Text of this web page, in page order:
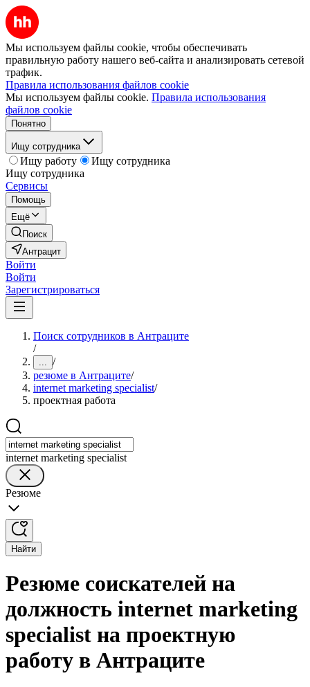
Мы используем файлы cookie, чтобы обеспечивать
правильную работу нашего веб-сайта и анализировать сетевой
трафик.
Правила использования файлов cookie
Мы используем файлы cookie. Правила использования
файлов cookie
Понятно
Ищу сотрудника
Ищу работу
Ищу сотрудника
Ищу сотрудника
Сервисы
Помощь
Ещё
Поиск
Антрацит
Войти
Войти
Зарегистрироваться
Поиск сотрудников в Антраците
/
... /
резюме в Антраците/
internet marketing specialist/
проектная работа
internet marketing specialist
Резюме
Найти
Резюме соискателей на
должность internet marketing
specialist на проектную
работу в Антраците